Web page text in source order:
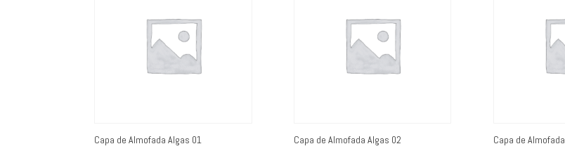
Capa de Almofada Algas 01 Capa de Almofada Algas 02 Capa de